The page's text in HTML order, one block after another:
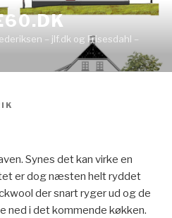
– jlf.dk og Frisesdahl –
Synes det kan virke en
er dog næsten helt ryddet
der snart ryger ud og de
ned i det kommende køkken.